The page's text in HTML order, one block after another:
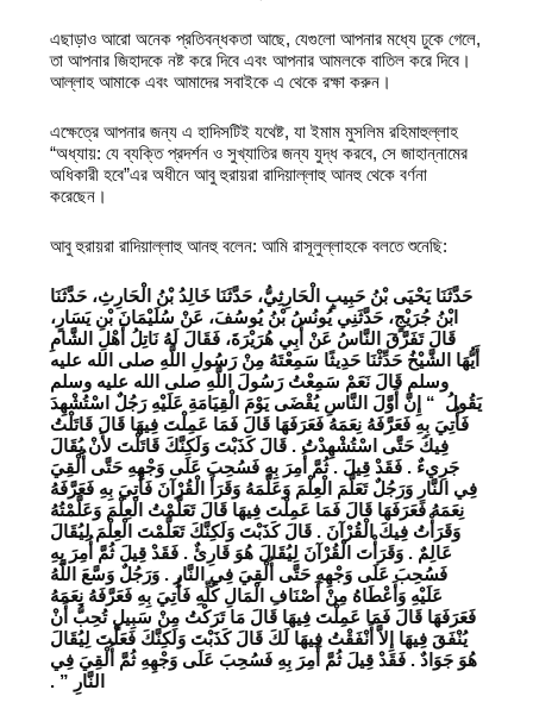
এছাড়াও আরো অনেক প্রতিবন্ধকতা আছে, যেগুলো আপনার মধ্যে ঢুকে গেলে,
তা আপনার জিহাদকে নষ্ট করে দিবে এবং আপনার আমলকে বাতিল করে দিবে।
আল্লাহ আমাকে এবং আমাদের সবাইকে এ থেকে রক্ষা করুন।
এক্ষেত্রে আপনার জন্য এ হাদিসটিই যথেষ্ট, যা ইমাম মুসলিম রহিমাহুল্লাহ
“অধ্যায়: যে ব্যক্তি প্রদর্শন ও সুখ্যাতির জন্য যুদ্ধ করবে, সে জাহান্নামের
অধিকারী হবে”এর অধীনে আবু হুরায়রা রাদিয়াল্লাহু আনহু থেকে বর্ণনা
করেছেন।
আবু হুরায়রা রাদিয়াল্লাহু আনহু বলেন: আমি রাসূলুল্লাহকে বলতে শুনেছি:
حَدَّثَنَا يَحْيَى بْنُ حَبِيبٍ الْحَارِثِيُّ، حَدَّثَنَا خَالِدُ بْنُ الْحَارِثِ، حَدَّثَنَا
ابْنُ جُرَيْجٍ، حَدَّثَنِي يُونُسُ بْنُ يُوسُفَ، عَنْ سُلَيْمَانَ بْنِ يَسَارٍ،
قَالَ تَفَرَّقَ النَّاسُ عَنْ أَبِي هُرَيْرَةَ، فَقَالَ لَهُ نَاتِلُ أَهْلِ الشَّامِ
أَيُّهَا الشَّيْخُ حَدِّثْنَا حَدِيثًا سَمِعْتَهُ مِنْ رَسُولِ اللَّهِ صلى الله عليه
وسلم قَالَ نَعَمْ سَمِعْتُ رَسُولَ اللَّهِ صلى الله عليه وسلم
يَقُولُ ‏ “‏ إِنَّ أَوَّلَ النَّاسِ يُقْضَى يَوْمَ الْقِيَامَةِ عَلَيْهِ رَجُلٌ اسْتُشْهِدَ
فَأُتِيَ بِهِ فَعَرَّفَهُ نِعَمَهُ فَعَرَفَهَا قَالَ فَمَا عَمِلْتَ فِيهَا قَالَ قَاتَلْتُ
فِيكَ حَتَّى اسْتُشْهِدْتُ ‏.‏ قَالَ كَذَبْتَ وَلَكِنَّكَ قَاتَلْتَ لأَنْ يُقَالَ
جَرِيءٌ ‏.‏ فَقَدْ قِيلَ ‏.‏ ثُمَّ أُمِرَ بِهِ فَسُحِبَ عَلَى وَجْهِهِ حَتَّى أُلْقِيَ
فِي النَّارِ وَرَجُلٌ تَعَلَّمَ الْعِلْمَ وَعَلَّمَهُ وَقَرَأَ الْقُرْآنَ فَأُتِيَ بِهِ فَعَرَّفَهُ
نِعَمَهُ فَعَرَفَهَا قَالَ فَمَا عَمِلْتَ فِيهَا قَالَ تَعَلَّمْتُ الْعِلْمَ وَعَلَّمْتُهُ
وَقَرَأْتُ فِيكَ الْقُرْآنَ ‏.‏ قَالَ كَذَبْتَ وَلَكِنَّكَ تَعَلَّمْتَ الْعِلْمَ لِيُقَالَ
عَالِمٌ ‏.‏ وَقَرَأْتَ الْقُرْآنَ لِيُقَالَ هُوَ قَارِئٌ ‏.‏ فَقَدْ قِيلَ ثُمَّ أُمِرَ بِهِ
فَسُحِبَ عَلَى وَجْهِهِ حَتَّى أُلْقِيَ فِي النَّارِ ‏.‏ وَرَجُلٌ وَسَّعَ اللَّهُ
عَلَيْهِ وَأَعْطَاهُ مِنْ أَصْنَافِ الْمَالِ كُلِّهِ فَأُتِيَ بِهِ فَعَرَّفَهُ نِعَمَهُ
فَعَرَفَهَا قَالَ فَمَا عَمِلْتَ فِيهَا قَالَ مَا تَرَكْتُ مِنْ سَبِيلٍ تُحِبُّ أَنْ
يُنْفَقَ فِيهَا إِلاَّ أَنْفَقْتُ فِيهَا لَكَ قَالَ كَذَبْتَ وَلَكِنَّكَ فَعَلْتَ لِيُقَالَ
هُوَ جَوَادٌ ‏.‏ فَقَدْ قِيلَ ثُمَّ أُمِرَ بِهِ فَسُحِبَ عَلَى وَجْهِهِ ثُمَّ أُلْقِيَ فِي
النَّارِ ‏”‏ ‏.‏